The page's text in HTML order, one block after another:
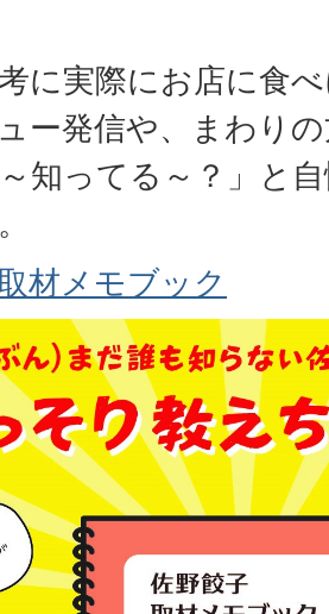
に実際にお店に食
ー発信や、まわり
知ってる～？」と
材メモブック